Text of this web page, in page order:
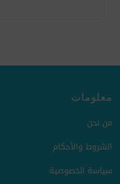
معلومات
من نحن
الشروط والأحكام
سياسة الخصوصية